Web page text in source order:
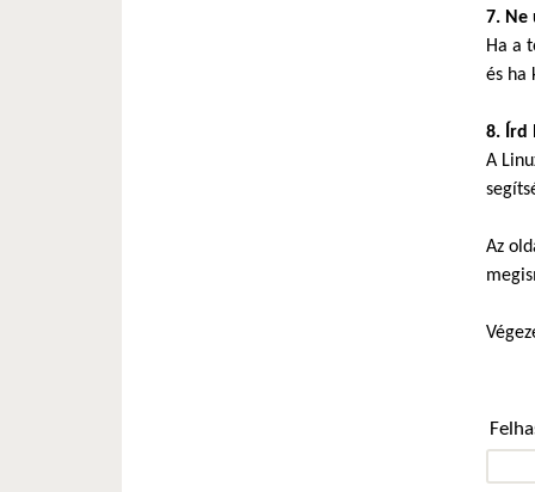
7. Ne
Ha a
és ha
8. Írd
A
Az